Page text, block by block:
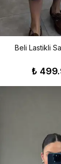
Beli Lastikli
₺